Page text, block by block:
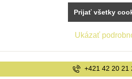
+421 42 20 21
Ukázať
Prijať všetky